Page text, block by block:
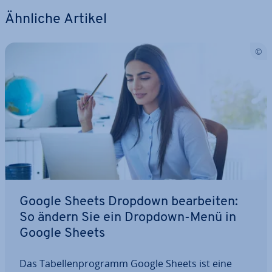
Ähnliche Artikel
Google Sheets Dropdown be­ar­bei­ten:
So ändern Sie ein Dropdown-Menü in
Google Sheets
Das Ta­bel­len­pro­gramm Google Sheets ist eine